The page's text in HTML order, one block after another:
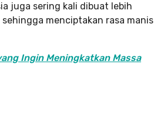
juga sering kali dibuat lebih
menciptakan rasa manis
Ingin Meningkatkan Massa